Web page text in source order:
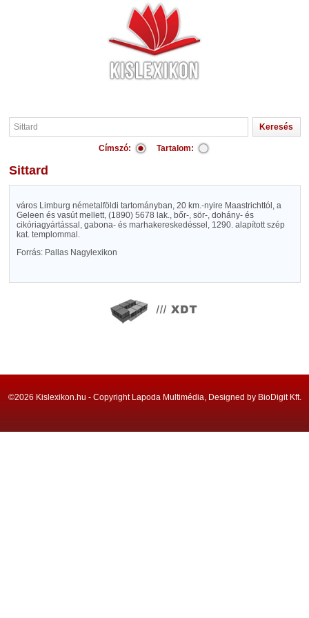
Címszó: Tartalom:
Sittard
város Limburg németalföldi tartományban, 20 km.-nyire Maastrichttól, a
Geleen és vasút mellett, (1890) 5678 lak., bőr-, sör-, dohány- és
cikóriagyártással, gabona- és marhakereskedéssel, 1290. alapított szép
kat. templommal.
Forrás: Pallas Nagylexikon
©2026 Kislexikon.hu - Copyright Lapoda Multimédia, Designed by BioDigit Kft.